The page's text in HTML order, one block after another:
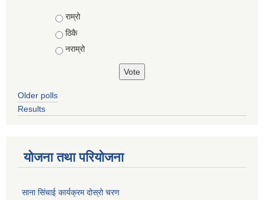
Choices
राम्रो
ठिकै
नराम्रो
Older polls
Results
योजना तथा परियोजना
साना सिंचाई कार्यक्रम दोस्रो चरण